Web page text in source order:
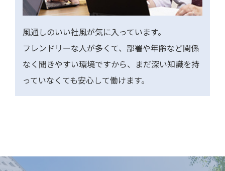
風通しのいい社風が気に入っています。
フレンドリーな人が多くて、部署や年齢など関係
なく聞きやすい環境ですから、まだ深い知識を持
っていなくても安心して働けます。